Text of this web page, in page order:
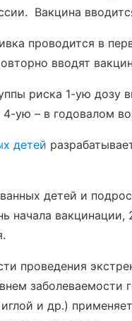
Вакцина
проводится в
вводят
риска 1-ую дозу
ую – в годовалом
детей
детей и
начала
проведения
заболеваемости
и др.)